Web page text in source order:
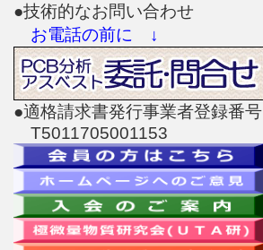
●技術的なお問い合わせ
お電話の前に ↓
●適格請求書発行事業者登録番号
T5011705001153